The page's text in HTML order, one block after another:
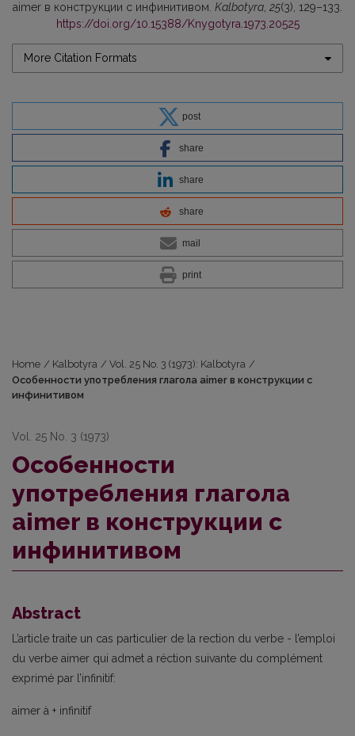
aimer в конструкции с инфинитивом. Kalbotyra 25(3), 129–133.
https://doi.org/10.15388/Knygotyra.1973.20525
More Citation Formats
post
share
share
share
mail
print
Home / Kalbotyra / Vol. 25 No. 3 (1973): Kalbotyra /
Особенности употребления глагола aimer в конструкции с
инфинитивом
Vol. 25 No. 3 (1973)
Особенности
употребления глагола
aimer в конструкции с
инфинитивом
Abstract
L’article traite un cas particulier de la rection du verbe - l’emploi
du verbe aimer qui admet a réction suivante du complément
exprimé par l’infinitif:
aimer à + infinitif